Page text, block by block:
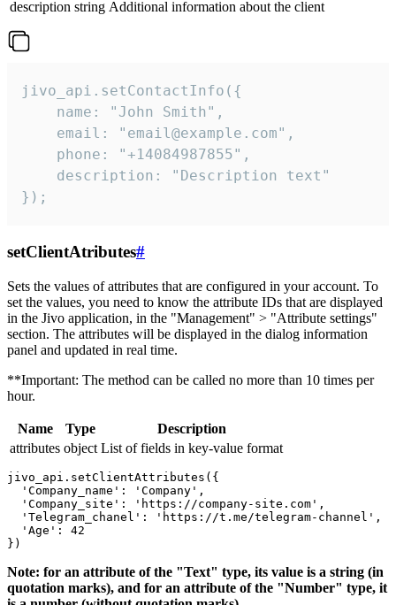
description string Additional information about the client
jivo_api.setContactInfo({
    name: "John Smith",
    email: "email@example.com",
    phone: "+14084987855",
    description: "Description text"
});
setClientAtributes#
Sets the values ​​of attributes that are configured in your account. To
set the values, you need to know the attribute IDs that are displayed
in the Jivo application, in the "Management" > "Attribute settings"
section. The attributes will be displayed in the dialog information
panel and updated in real time.
**Important: The method can be called no more than 10 times per
hour.
Name Type
Description
attributes object List of fields in key-value format
jivo_api.setClientAttributes({
  'Company_name': 'Company',
  'Company_site': 'https://company-site.com',
  'Telegram_chanel': 'https://t.me/telegram-channel',
  'Age': 42
Note: for an attribute of the "Text" type, its value is a string (in
quotation marks), and for an attribute of the "Number" type, it